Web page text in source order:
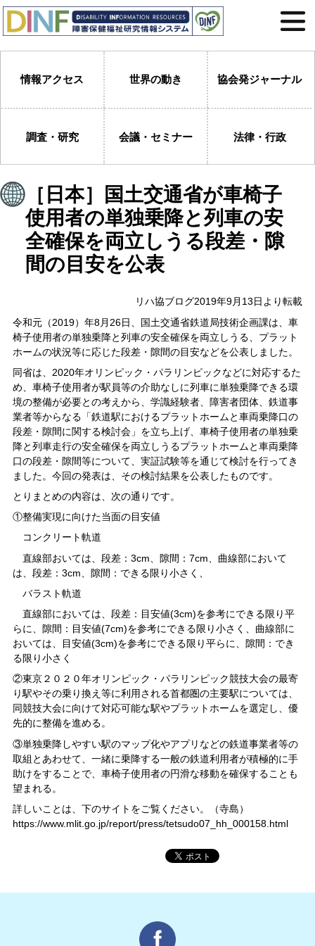
情報アクセス 世界の動き 協会発ジャーナル
調査・研究 会議・セミナー 法律・行政
［日本］国土交通省が車椅子
使用者の単独乗降と列車の安
全確保を両立しうる段差・隙
間の目安を公表
リハ協ブログ2019年9月13日より転載
令和元（2019）年8月26日、国土交通省鉄道局技術企画課は、車
椅子使用者の単独乗降と列車の安全確保を両立しうる、プラット
ホームの状況等に応じた段差・隙間の目安などを公表しました。
同省は、2020年オリンピック・パラリンピックなどに対応するた
め、車椅子使用者が駅員等の介助なしに列車に単独乗降できる環
境の整備が必要との考えから、学識経験者、障害者団体、鉄道事
業者等からなる「鉄道駅におけるプラットホームと車両乗降口の
段差・隙間に関する検討会」を立ち上げ、車椅子使用者の単独乗
降と列車走行の安全確保を両立しうるプラットホームと車両乗降
口の段差・隙間等について、実証試験等を通じて検討を行ってき
ました。今回の発表は、その検討結果を公表したものです。
とりまとめの内容は、次の通りです。
①整備実現に向けた当面の目安値
コンクリート軌道
直線部おいては、段差：3cm、隙間：7cm、曲線部において
は、段差：3cm、隙間：できる限り小さく、
バラスト軌道
直線部においては、段差：目安値(3cm)を参考にできる限り平
らに、隙間：目安値(7cm)を参考にできる限り小さく、曲線部に
おいては、目安値(3cm)を参考にできる限り平らに、隙間：でき
る限り小さく
②東京２０２０年オリンピック・パラリンピック競技大会の最寄
り駅やその乗り換え等に利用される首都圏の主要駅については、
同競技大会に向けて対応可能な駅やプラットホームを選定し、優
先的に整備を進める。
③単独乗降しやすい駅のマップ化やアプリなどの鉄道事業者等の
取組とあわせて、一緒に乗降する一般の鉄道利用者が積極的に手
助けをすることで、車椅子使用者の円滑な移動を確保することも
望まれる。
詳しいことは、下のサイトをご覧ください。（寺島）
https://www.mlit.go.jp/report/press/tetsudo07_hh_000158.html